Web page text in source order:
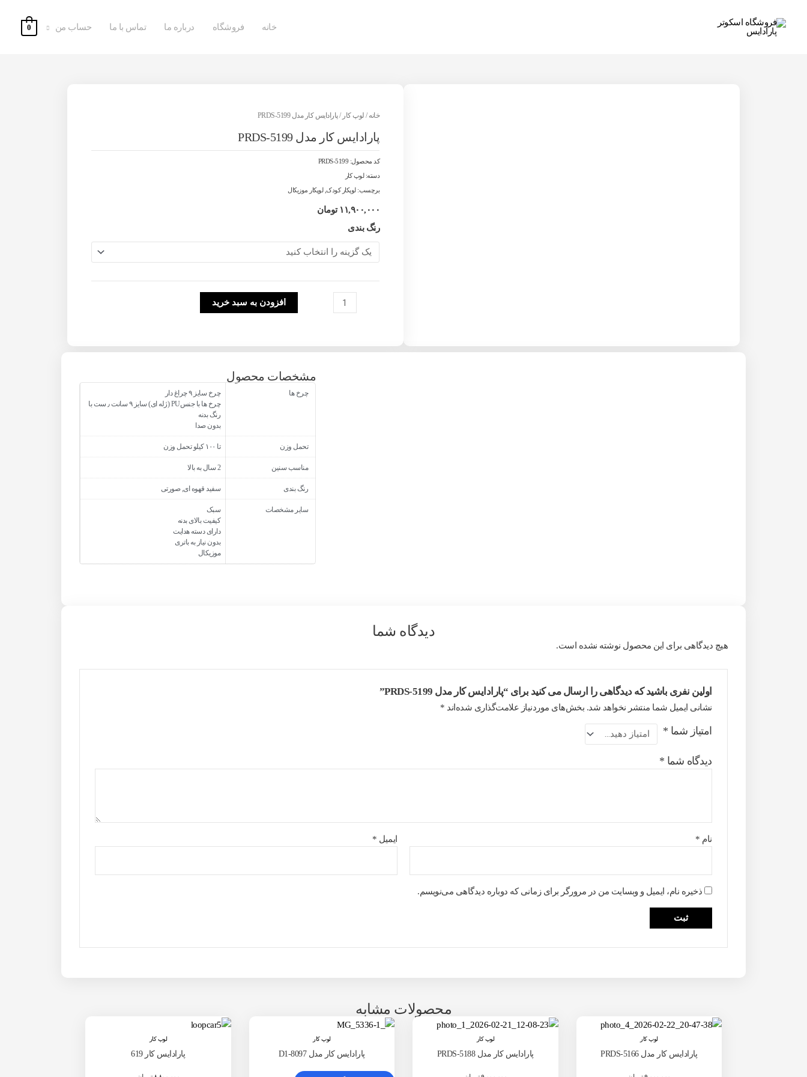
خانه فروشگاه درباره ما تماس با ما حساب من 0
خانه/ لوپ کار / پارادایس کار مدل PRDS-5199
پارادایس کار مدل PRDS-5199
کد محصول: PRDS-5199
دسته: لوپ کار
برچسب: لوپکار کودک لوپکار موزیکال
۱۱,۹۰۰,۰۰۰ تومان
رنگ بندی
پارادایس
کار
مدل
5199
افزودن به سبد خرید
مشخصات محصول
چرخ ها
چرخ سایز ۹ چراغ دار
چرخ ها با جنسPU (ژله ای) سایز ۹ سانت ٫ ست با
رنگ بدنه
بدون صدا
تحمل وزن تا ۱۰۰ کیلو تحمل وزن
مناسب سنین 2 سال به بالا
رنگ بندی سفید قهوه ای, صورتی
سایر مشخصات
سبک
کیفیت بالای بدنه
دارای دسته هدایت
بدون نیاز به باتری
موزیکال
دیدگاه شما
هیچ دیدگاهی برای این محصول نوشته نشده است.
اولین نفری باشید که دیدگاهی را ارسال می کنید برای “پارادایس کار مدل PRDS-5199”
نشانی ایمیل شما منتشر نخواهد شد. بخش‌های موردنیاز علامت‌گذاری شده‌اند *
امتیاز شما *
دیدگاه شما *
نام * ایمیل *
ذخیره نام، ایمیل و وبسایت من در مرورگر برای زمانی که دوباره دیدگاهی می‌نویسم.
محصولات مشابه
لوپ کار
پارادایس کار مدل PRDS-5166
لوپ کار
پارادایس کار مدل PRDS-5188
لوپ کار
پارادایس کار مدل 8097-D1
لوپ کار
پارادایس کار 619